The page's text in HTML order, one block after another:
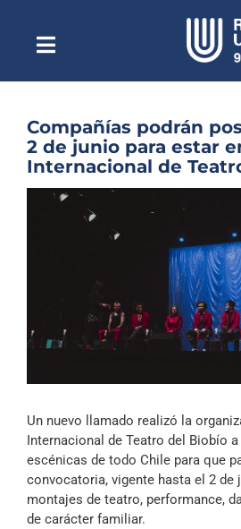
contenidoToggle
NavigationEscuchar Radio
Quiénes
Podcast
Reportajes
Columnas
Música
Archivo
Compañías podrán
2 de junio para estar
Internacional de
Un nuevo llamado realizó la
Internacional de Teatro del Biobío
escénicas de todo Chile para que
convocatoria, vigente hasta el 2 de
montajes de teatro, performance,
de carácter familiar.